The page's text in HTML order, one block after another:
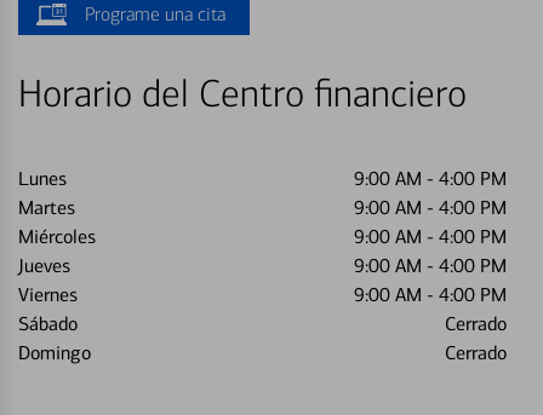
Programe una cita
Horario del Centro financiero
Lunes 9:00 AM - 4:00 PM
Martes
9:00 AM - 4:00 PM
Miércoles
9:00 AM - 4:00 PM
Jueves
9:00 AM - 4:00 PM
Viernes
9:00 AM - 4:00 PM
Sábado
Cerrado
Domingo
Cerrado